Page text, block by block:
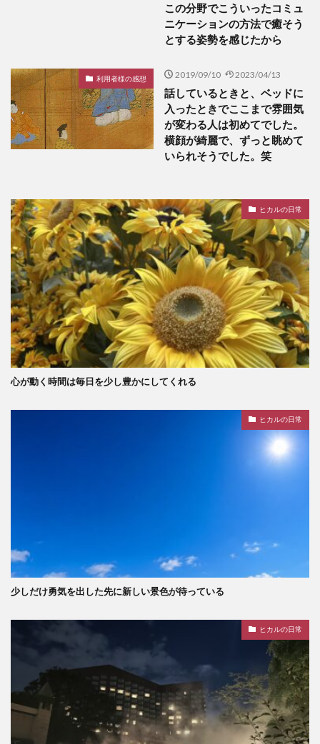
この分野でこういったコミュ
ニケーションの方法で癒そう
とする姿勢を感じたから
利用者様の感想 2019/09/10 2023/04/13
話しているときと、ベッドに
入ったときでここまで雰囲気
が変わる人は初めてでした。
横顔が綺麗で、ずっと眺めて
いられそうでした。笑
ヒカルの日常
心が動く時間は毎日を少し豊かにしてくれる
ヒカルの日常
少しだけ勇気を出した先に新しい景色が待っている
ヒカルの日常